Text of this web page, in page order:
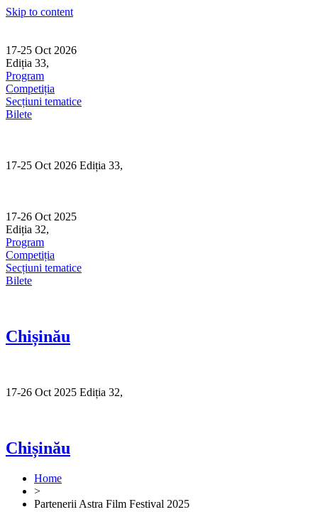
Skip to content
17-25 Oct 2026
Ediția 33,
Program
Competiția
Secțiuni tematice
Bilete
17-25 Oct 2026 Ediția 33,
17-26 Oct 2025
Ediția 32,
Program
Competiția
Secțiuni tematice
Bilete
Chișinău
17-26 Oct 2025 Ediția 32,
Chișinău
Home
>
Partenerii Astra Film Festival 2025